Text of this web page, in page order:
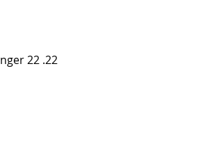
22 .22